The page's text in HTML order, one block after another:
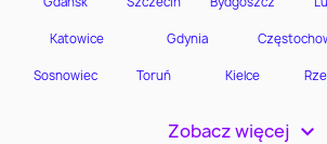
Zobacz więcej >